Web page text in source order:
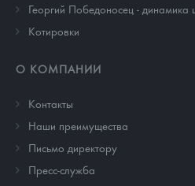
Георгий Победоносец - динамика
Котировки
О КОМПАНИИ
Контакты
Наши преимущества
Письмо директору
Пресс-служба